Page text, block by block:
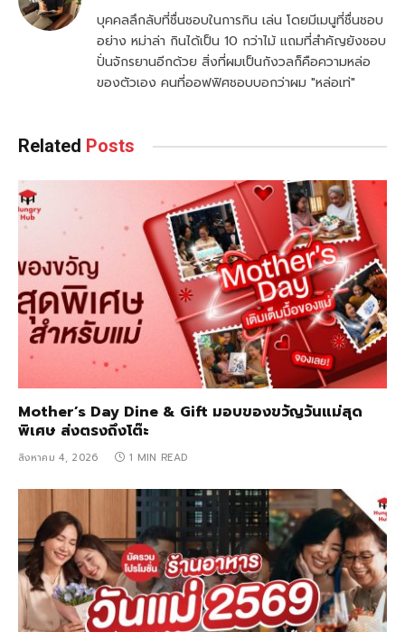
บุคคลลึกลับที่ชื่นชอบในการกิน เล่น โดยมีเมนูที่ชื่นชอบ
อย่าง หม่าล่า กินได้เป็น 10 กว่าไม้ แถมที่สำคัญยังชอบ
ปั่นจักรยานอีกด้วย สิ่งที่ผมเป็นกังวลก็คือความหล่อ
ของตัวเอง คนที่ออฟฟิศชอบบอกว่าผม "หล่อเท่"
Related Posts
Mother’s Day Dine & Gift มอบของขวัญวันแม่สุด
พิเศษ ส่งตรงถึงโต๊ะ
สิงหาคม 4, 2026 1 MIN READ